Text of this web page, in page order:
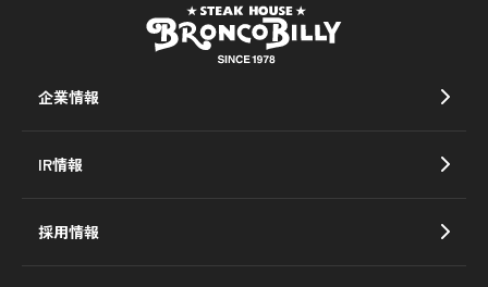
企業情報
IR情報
採用情報